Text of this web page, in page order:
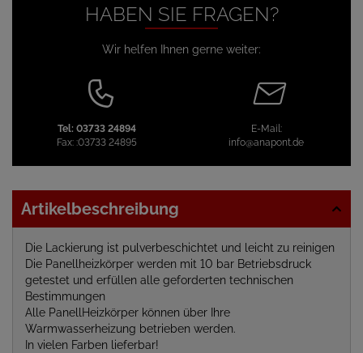
HABEN SIE FRAGEN?
Wir helfen Ihnen gerne weiter:
Tel: 03733 24894
Fax: :03733 24895
E-Mail:
info@anapont.de
Artikelbeschreibung
Die Lackierung ist pulverbeschichtet und leicht zu reinigen
Die Panellheizkörper werden mit 10 bar Betriebsdruck
getestet und erfüllen alle geforderten technischen
Bestimmungen
Alle PanellHeizkörper können über Ihre
Warmwasserheizung betrieben werden.
In vielen Farben lieferbar!